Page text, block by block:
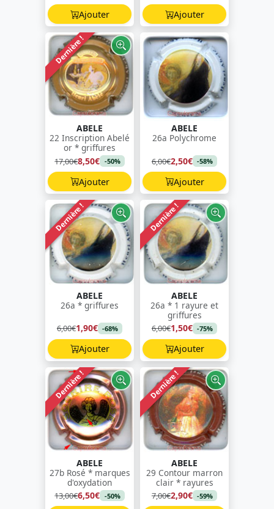
Ajouter Ajouter
Dernière !
ABELE
22 Inscription Abelé
or * griffures
17,00€8,50€ -50%
Ajouter
ABELE
26a Polychrome
6,00€2,50€ -58%
Ajouter
Dernière !
ABELE
26a * griffures
6,00€1,90€ -68%
Ajouter
Dernière !
ABELE
26a * 1 rayure et
griffures
6,00€1,50€ -75%
Ajouter
Dernière !
ABELE
27b Rosé * marques
d'oxydation
13,00€6,50€ -50%
Dernière !
ABELE
29 Contour marron
clair * rayures
7,00€2,90€ -59%